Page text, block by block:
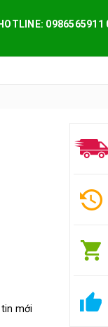
HOTLINE: 0986565911
mới